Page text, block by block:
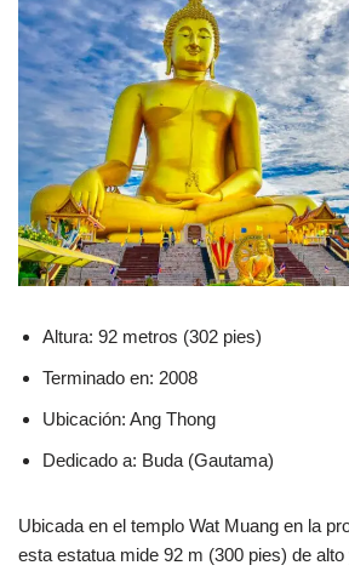
Altura: 92 metros (302 pies)
Terminado en: 2008
Ubicación: Ang Thong
Dedicado a: Buda (Gautama)
Ubicada en el templo Wat Muang en la
esta estatua mide 92 m (300 pies) de